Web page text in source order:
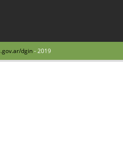
dgin- 2019